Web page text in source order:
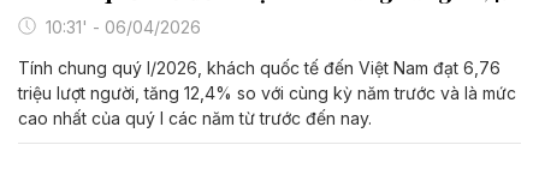
10:31' - 06/04/2026
Tính chung quý I/2026, khách quốc tế đến Việt Nam đạt 6,76
triệu lượt người, tăng 12,4% so với cùng kỳ năm trước và là mức
cao nhất của quý I các năm từ trước đến nay.